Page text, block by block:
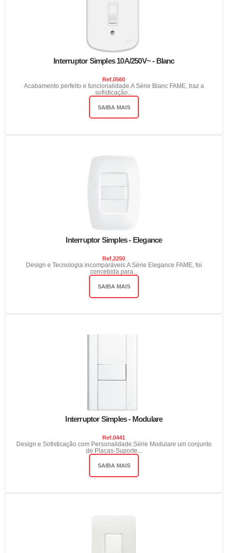
Interruptor Simples 10A/250V~ - Blanc
Ref.0560
Acabamento perfeito e funcionalidade.A Série Blanc FAME, traz a
sofisticação...
SAIBA MAIS
Interruptor Simples - Elegance
Ref.2250
Design e Tecnologia incomparáveis.A Série Elegance FAME, foi
concebida para...
SAIBA MAIS
Interruptor Simples - Modulare
Ref.0441
Design e Sofisticação com Personalidade.Série Modulare um conjunto
de Placas-Suporte...
SAIBA MAIS